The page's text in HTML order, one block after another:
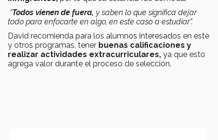
“Todos vienen de fuera, y saben lo que significa dejar
todo para enfocarte en algo, en este caso a estudiar”.
David recomienda para los alumnos interesados en este
y otros programas, tener buenas calificaciones y
realizar actividades extracurriculares, ya que esto
agrega valor durante el proceso de selección.